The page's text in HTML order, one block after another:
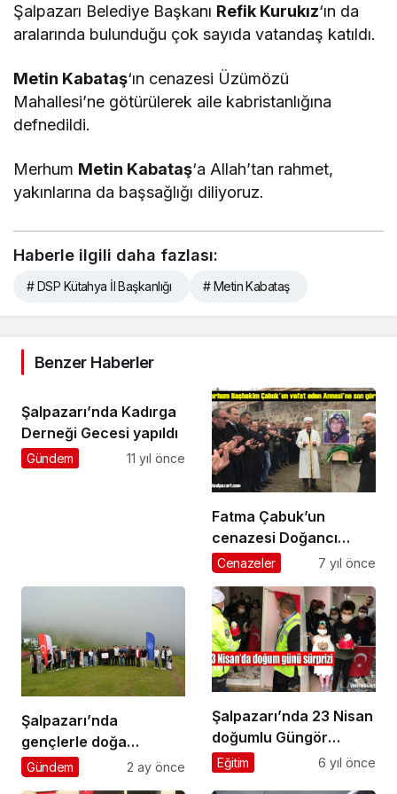
Şalpazarı Belediye Başkanı Refik Kurukız‘ın da
aralarında bulunduğu çok sayıda vatandaş katıldı.
Metin Kabataş‘ın cenazesi Üzümözü
Mahallesi’ne götürülerek aile kabristanlığına
defnedildi.
Merhum Metin Kabataş‘a Allah’tan rahmet,
yakınlarına da başsağlığı diliyoruz.
Haberle ilgili daha fazlası:
# DSP Kütahya İl Başkanlığı # Metin Kabataş
Benzer Haberler
Şalpazarı’nda Kadırga
Derneği Gecesi yapıldı
Gündem 11 yıl önce
Fatma Çabuk’un
cenazesi Doğancı
Mahallesi’nde toprağa
Cenazeler 7 yıl önce
Şalpazarı’nda
gençlerle doğa
yürüyüşü yapıldı
Gündem 2 ay önce
Şalpazarı’nda 23 Nisan
doğumlu Güngör
Yamaç’a pasta sürprizi
Eğitim 6 yıl önce